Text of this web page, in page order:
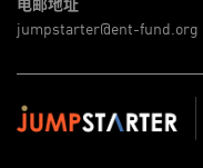
jumpstarter@ent-fund.org